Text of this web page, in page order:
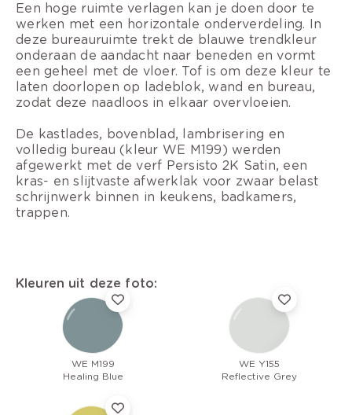
Een hoge ruimte verlagen kan je doen door te
werken met een horizontale onderverdeling. In
deze bureauruimte trekt de blauwe trendkleur
onderaan de aandacht naar beneden en vormt
een geheel met de vloer. Tof is om deze kleur te
laten doorlopen op ladeblok, wand en bureau,
zodat deze naadloos in elkaar overvloeien.
De kastlades, bovenblad, lambrisering en
volledig bureau (kleur WE M199) werden
afgewerkt met de verf Persisto 2K Satin, een
kras- en slijtvaste afwerklak voor zwaar belast
schrijnwerk binnen in keukens, badkamers,
trappen.
Kleuren uit deze foto:
WE M199
Healing Blue
WE Y155
Reflective Grey